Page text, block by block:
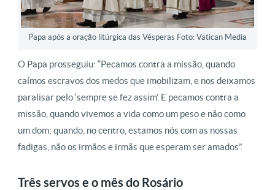
Papa após a oração litúrgica das Vésperas Foto: Vatican Media
O Papa prosseguiu: “Pecamos contra a missão, quando
caímos escravos dos medos que imobilizam, e nos deixamos
paralisar pelo ‘sempre se fez assim’. E pecamos contra a
missão, quando vivemos a vida como um peso e não como
um dom; quando, no centro, estamos nós com as nossas
fadigas, não os irmãos e irmãs que esperam ser amados”.
Três servos e o mês do Rosário